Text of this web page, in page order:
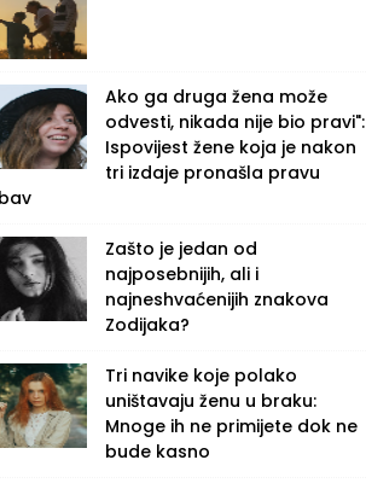
Ako ga druga žena može
odvesti, nikada nije bio pravi":
Ispovijest žene koja je nakon
tri izdaje pronašla pravu
Zašto je jedan od
najposebnijih, ali i
najneshvaćenijih znakova
Zodijaka?
Tri navike koje polako
uništavaju ženu u braku:
Mnoge ih ne primijete dok ne
bude kasno